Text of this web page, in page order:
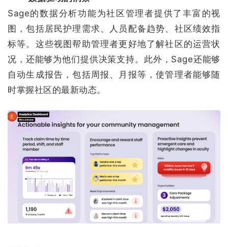
Sage的数据分析功能为社区管理者提供了丰富的视
图，包括居民护理需求、人员配备趋势、社区绩效指
标等。这些视图帮助管理者更好地了解社区的运营状
况，还能够为他们提供决策支持。此外，Sage还能够
自动生成报告，包括周报、月报等，使管理者能够随
时掌握社区的最新动态。